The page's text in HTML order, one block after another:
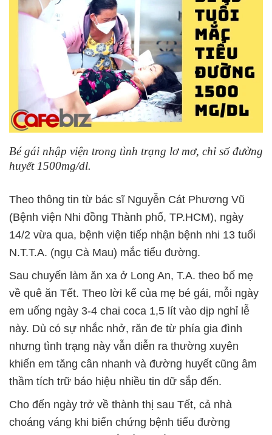
Bé gái nhập viện trong tình trạng lơ mơ, chỉ số đường
huyết 1500mg/dl.
Theo thông tin từ bác sĩ Nguyễn Cát Phương Vũ
(Bệnh viện Nhi đồng Thành phố, TP.HCM), ngày
14/2 vừa qua, bệnh viện tiếp nhận bệnh nhi 13 tuổi
N.T.T.A. (ngụ Cà Mau) mắc tiểu đường.
Sau chuyến làm ăn xa ở Long An, T.A. theo bố mẹ
về quê ăn Tết. Theo lời kể của mẹ bé gái, mỗi ngày
em uống ngày 3-4 chai coca 1,5 lít vào dịp nghỉ lễ
này. Dù có sự nhắc nhở, răn đe từ phía gia đình
nhưng tình trạng này vẫn diễn ra thường xuyên
khiến em tăng cân nhanh và đường huyết cũng âm
thầm tích trữ báo hiệu nhiều tin dữ sắp đến.
Cho đến ngày trở về thành thị sau Tết, cả nhà
choáng váng khi biến chứng bệnh tiểu đường